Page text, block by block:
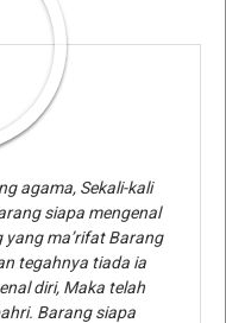
agama, Sekali-kali
siapa mengenal
ma’rifat Barang
tegahnya tiada ia
diri, Maka telah
Barang siapa